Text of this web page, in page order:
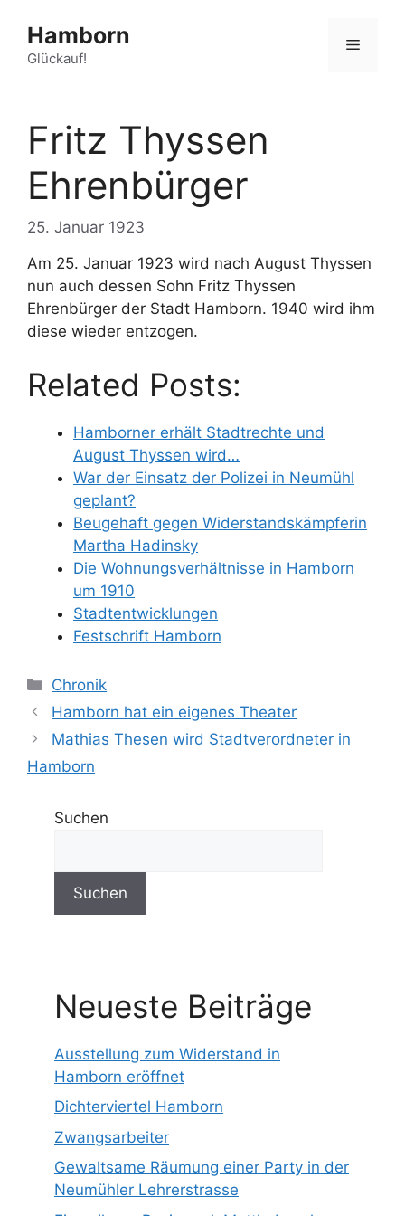
Inhalt
springen
Hamborn
Glückauf!
Menü
Fritz Thyssen
Ehrenbürger
25. Januar 1923
Am 25. Januar 1923 wird nach August Thyssen
nun auch dessen Sohn Fritz Thyssen
Ehrenbürger der Stadt Hamborn. 1940 wird ihm
diese wieder entzogen.
Related Posts:
Hamborner erhält Stadtrechte und
August Thyssen wird…
War der Einsatz der Polizei in Neumühl
geplant?
Beugehaft gegen Widerstandskämpferin
Martha Hadinsky
Die Wohnungsverhältnisse in Hamborn
um 1910
Stadtentwicklungen
Festschrift Hamborn
Kategorien
Chronik
Hamborn hat ein eigenes Theater
Mathias Thesen wird Stadtverordneter in
Hamborn
Suchen
Suchen
Neueste Beiträge
Ausstellung zum Widerstand in
Hamborn eröffnet
Dichterviertel Hamborn
Zwangsarbeiter
Gewaltsame Räumung einer Party in der
Neumühler Lehrerstrasse